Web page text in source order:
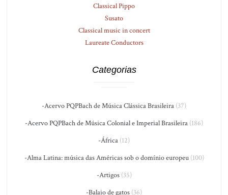
Classical Pippo
Susato
Classical music in concert
Laureate Conductors
Categorias
-Acervo PQPBach de Música Clássica Brasileira (37)
-Acervo PQPBach de Música Colonial e Imperial Brasileira (186)
-África (12)
-Alma Latina: música das Américas sob o domínio europeu(100)
-Artigos(35)
-Balaio de gatos (36)